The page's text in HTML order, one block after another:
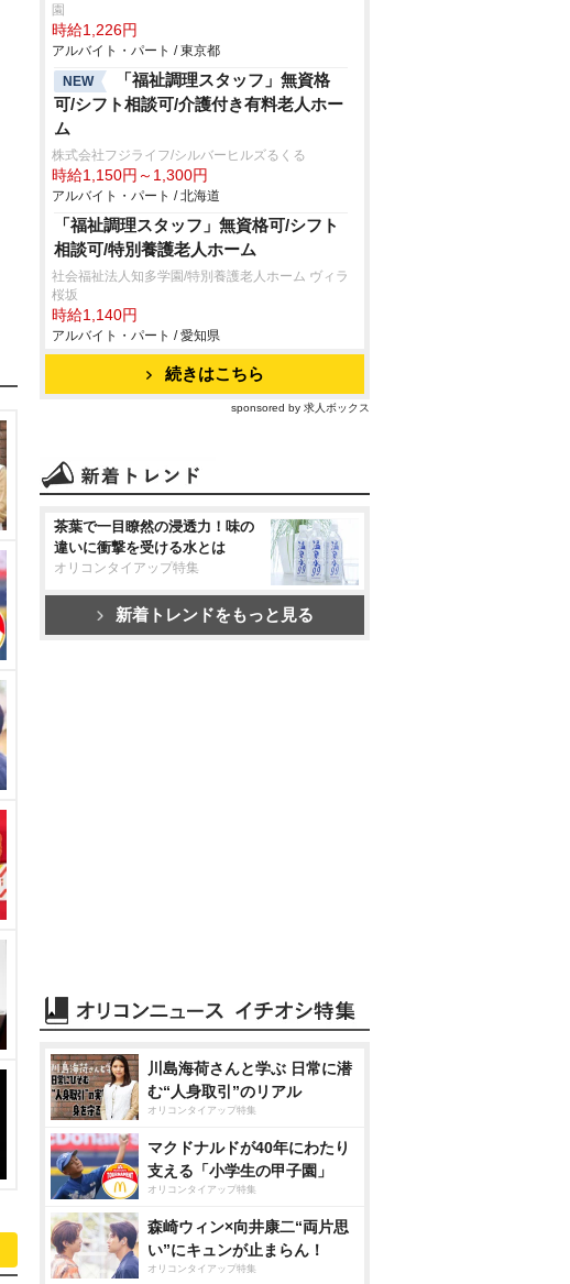
園
時給1,226円
アルバイト・パート / 東京都
NEW
「福祉調理スタッフ」無資格
可/シフト相談可/介護付き有料老人ホー
ム
株式会社フジライフ/シルバーヒルズるくる
時給1,150円～1,300円
アルバイト・パート / 北海道
「福祉調理スタッフ」無資格可/シフト
相談可/特別養護老人ホーム
社会福祉法人知多学園/特別養護老人ホーム ヴィラ
桜坂
時給1,140円
アルバイト・パート / 愛知県
続きはこちら
sponsored by 求人ボックス
茶葉で一目瞭然の浸透力！味の
違いに衝撃を受ける水とは
オリコンタイアップ特集
新着トレンドをもっと見る
川島海荷さんと学ぶ 日常に潜
む“人身取引”のリアル
オリコンタイアップ特集
マクドナルドが40年にわたり
支える「小学生の甲子園」
オリコンタイアップ特集
森崎ウィン×向井康二“両片思
い”にキュンが止まらん！
オリコンタイアップ特集